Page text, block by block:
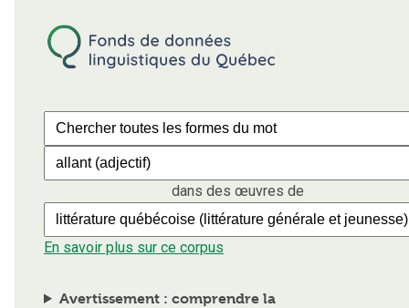
dans des œuvres de
En savoir plus sur ce corpus
Avertissement : comprendre la